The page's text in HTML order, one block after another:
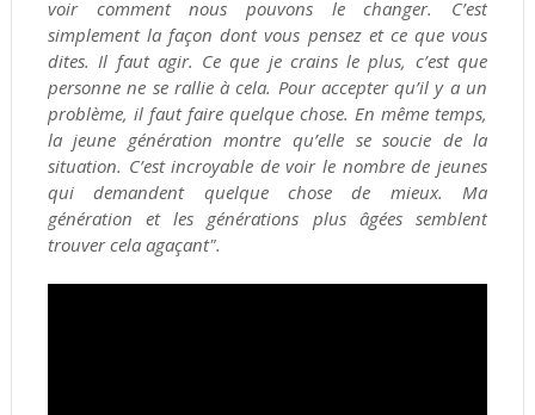
voir comment nous pouvons le changer. C’est
simplement la façon dont vous pensez et ce que vous
dites. Il faut agir. Ce que je crains le plus, c’est que
personne ne se rallie à cela. Pour accepter qu’il y a un
problème, il faut faire quelque chose. En même temps,
la jeune génération montre qu’elle se soucie de la
situation. C’est incroyable de voir le nombre de jeunes
qui demandent quelque chose de mieux. Ma
génération et les générations plus âgées semblent
trouver cela agaçant".